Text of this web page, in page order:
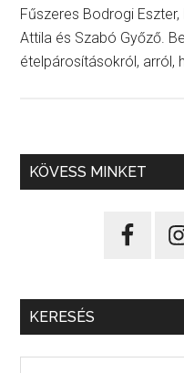
Fűszeres Bodrogi
Attila és Szabó Győző.
ételpárosításokról, arról,
KÖVESS MINKET
KERESÉS